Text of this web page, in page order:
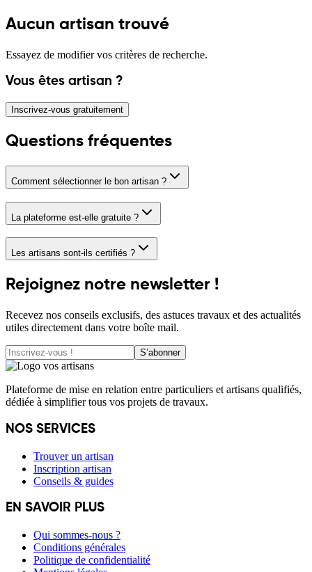
Aucun artisan trouvé
Essayez de modifier vos critères de recherche.
Vous êtes artisan ?
Inscrivez-vous gratuitement
Questions fréquentes
Comment sélectionner le bon artisan ?
La plateforme est-elle gratuite ?
Les artisans sont-ils certifiés ?
Rejoignez notre newsletter !
Recevez nos conseils exclusifs, des astuces travaux et des actualités
utiles directement dans votre boîte mail.
S’abonner
Plateforme de mise en relation entre particuliers et artisans qualifiés,
dédiée à simplifier tous vos projets de travaux.
NOS SERVICES
Trouver un artisan
Inscription artisan
Conseils & guides
EN SAVOIR PLUS
Qui sommes-nous ?
Conditions générales
Politique de confidentialité